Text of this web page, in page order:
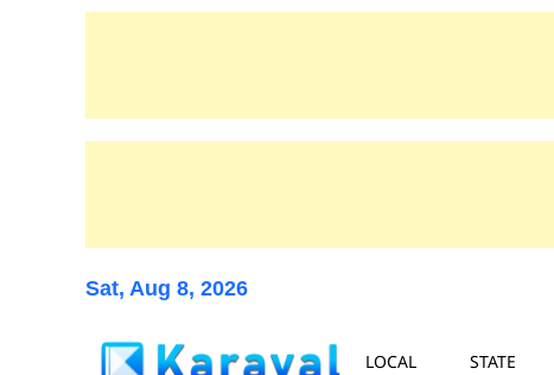
Sat, Aug 8, 2026
LOCAL STATE